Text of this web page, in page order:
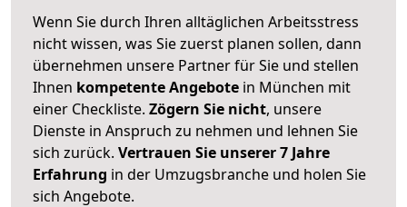
Wenn Sie durch Ihren alltäglichen Arbeitsstress
nicht wissen, was Sie zuerst planen sollen, dann
übernehmen unsere Partner für Sie und stellen
Ihnen kompetente Angebote in München mit
einer Checkliste. Zögern Sie nicht, unsere
Dienste in Anspruch zu nehmen und lehnen Sie
sich zurück. Vertrauen Sie unserer 7 Jahre
Erfahrung in der Umzugsbranche und holen Sie
sich Angebote.